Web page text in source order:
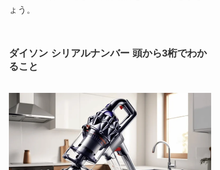
ょう。
ダイソン シリアルナンバー 頭から3桁でわか
ること